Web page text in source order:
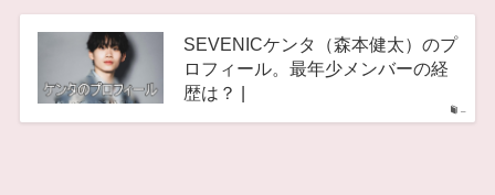
–
SEVENICケンタ（森本健太）のプ
ロフィール。最年少メンバーの経
歴は？ |